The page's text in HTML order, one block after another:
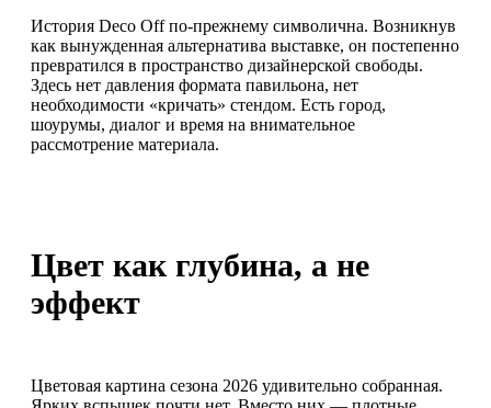
История Deco Off по-прежнему символична. Возникнув
как вынужденная альтернатива выставке, он постепенно
превратился в пространство дизайнерской свободы.
Здесь нет давления формата павильона, нет
необходимости «кричать» стендом. Есть город,
шоурумы, диалог и время на внимательное
рассмотрение материала.
Цвет как глубина, а не
эффект
Цветовая картина сезона 2026 удивительно собранная.